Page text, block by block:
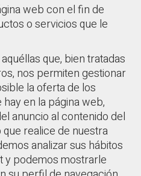
web con el fin de
o servicios que le
que, bien tratadas
nos permiten gestionar
la oferta de los
en la página web,
anuncio al contenido del
realice de nuestra
analizar sus hábitos
y podemos mostrarle